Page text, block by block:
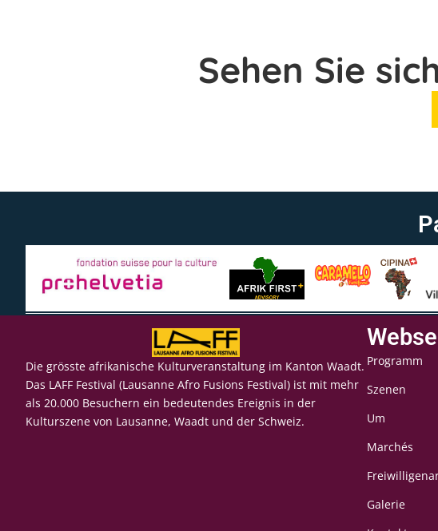
Sehen Sie
Die grösste afrikanische Kulturveranstaltung im Kanton Waadt.
Das LAFF Festival (Lausanne Afro Fusions Festival) ist mit mehr
als 20.000 Besuchern ein bedeutendes Ereignis in der
Kulturszene von Lausanne, Waadt und der Schweiz.
Programm
Szenen
Um
Marchés
Galerie